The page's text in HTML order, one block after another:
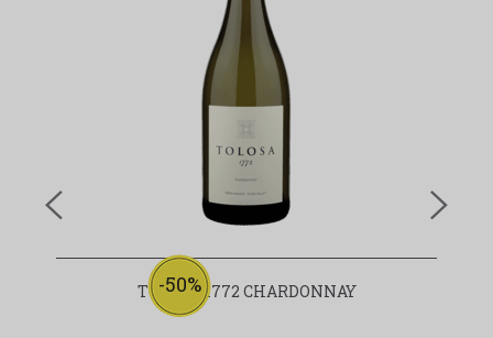
-50%
TOLOSA 1772 CHARDONNAY